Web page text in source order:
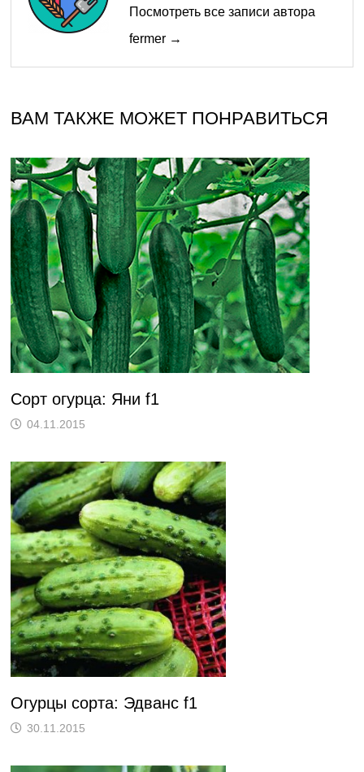
Посмотреть все записи автора
fermer →
ВАМ ТАКЖЕ МОЖЕТ ПОНРАВИТЬСЯ
Сорт огурца: Яни f1
04.11.2015
Огурцы сорта: Эдванс f1
30.11.2015